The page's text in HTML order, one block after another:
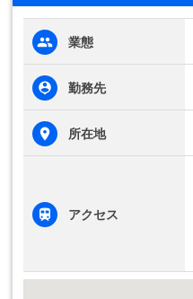
業態
勤務先
所在地
アクセス